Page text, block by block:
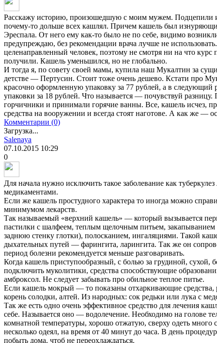
Расскажу историю, произошедшую с моим мужем. Подцепили
почему-то дольше всех кашлял. Причем кашель был
Эреспала. От него ему как-то было не по себе, видимо
предупреждаю, без рекомендации врача лучше не
целенаправленный человек, поэтому не смотря ни на что курс
получили. Кашель уменьшился, но не глобально.
И тогда я, по совету своей мамы, купила наш Мукалтин за
детстве — Пертусин. Стоит тоже очень дешево. Кстати про
красочно оформленную упаковку за 77 рублей, а в
упаковки за 18 рублей. Что называется — почувствуй
горчичники и принимали горячие ванны. Все, кашель исчез,
средства на вооружении и всегда стоят наготове. А как же —
Комментарии (0)
Загрузка...
Salenaya
07.10.2015 10:29
0
Для начала нужно исключить такое заболевание как
медикаментами.
Если же кашель простудного характера то иногда можно
минимумом лекарств.
Так называемый «верхний кашель» — который вызывается
пастилки с шалфеем, теплым щелочным питьем, закапыванием
заднюю стенку глотки), полосканием, ингаляциями. Такой
дыхательных путей — фарингита, ларингита. Так же он
период болезни рекомендуется меньше разговаривать.
Когда кашель приступообразный, с болью за грудиной, сухой,
подключить муколитики, средства способствующие
амброксол. Не следует забывать про обильное теплое питье.
Если кашель мокрый — то показаны отхаркивающие
корень солодки, алтей. Из народных: сок редьки или лука с
Так же есть одно очень эффективное средство для лечения
себе. Называется оно — водолечение. Необходимо на голове
комнатной температуры, хорошо отжатую, сверху одеть много
несколько одеял, на время от 40 минут до часа. В день
побыть дома, чтоб не переохлаждаться.